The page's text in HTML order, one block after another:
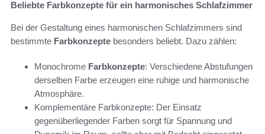
Beliebte Farbkonzepte für ein harmonisches Schlafzimmer
Bei der Gestaltung eines harmonischen Schlafzimmers sind
bestimmte Farbkonzepte besonders beliebt. Dazu zählen:
Monochrome Farbkonzepte: Verschiedene Abstufungen
derselben Farbe erzeugen eine ruhige und harmonische
Atmosphäre.
Komplementäre Farbkonzepte: Der Einsatz
gegenüberliegender Farben sorgt für Spannung und